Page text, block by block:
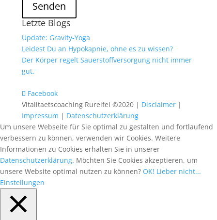
Senden
Letzte Blogs
Update: Gravity-Yoga
Leidest Du an Hypokapnie, ohne es zu wissen?
Der Körper regelt Sauerstoffversorgung nicht immer
gut.
Facebook
Vitalitaetscoaching Rureifel ©2020 | Disclaimer|
Impressum | Datenschutzerklärung
Um unsere Webseite für Sie optimal zu gestalten und fortlaufend
verbessern zu können, verwenden wir Cookies. Weitere
Informationen zu Cookies erhalten Sie in unserer
Datenschutzerklärung. Möchten Sie Cookies akzeptieren, um
unsere Website optimal nutzen zu können? OK! Lieber nicht...
Einstellungen